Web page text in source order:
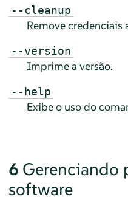
--cleanup
Remove credenciais
--version
Imprime a versão.
--help
Exibe o uso do
6 Gerenciando
software